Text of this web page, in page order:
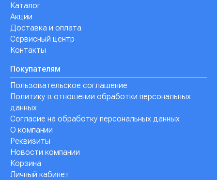
Каталог
Акции
Доставка и оплата
Сервисный центр
Контакты
Покупателям
Пользовательское соглашение
Политику в отношении обработки персональных
данных
Согласие на обработку персональных данных
О компании
Реквизиты
Новости компании
Корзина
Личный кабинет